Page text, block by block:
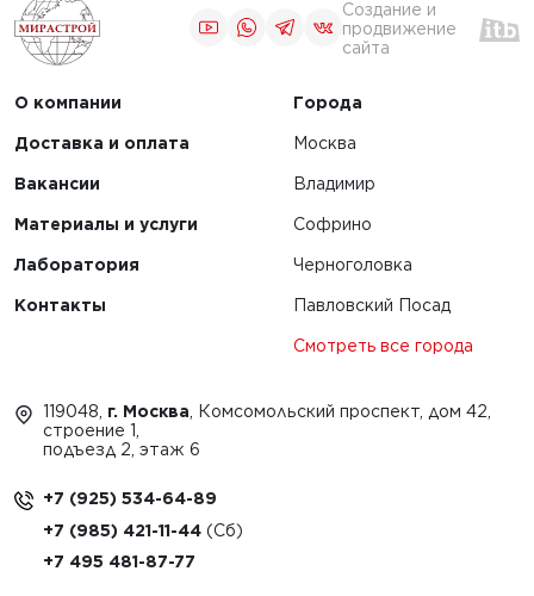
Создание и
продвижение
сайта
О компании
Доставка и оплата
Вакансии
Материалы и услуги
Лаборатория
Контакты
Города
Москва
Владимир
Софрино
Черноголовка
Павловский Посад
Смотреть все города
119048, г. Москва , Комсомольский проспект, дом 42,
строение 1,
подъезд 2, этаж 6
+7 (925) 534-64-89
+7 (985) 421-11-44
+7 495 481-87-77